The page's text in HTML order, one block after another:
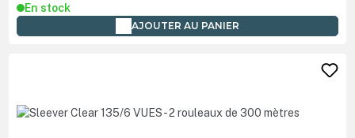
En stock
AJOUTER AU PANIER